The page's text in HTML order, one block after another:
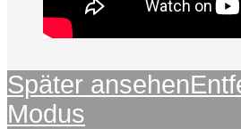
Später ansehen
Modus